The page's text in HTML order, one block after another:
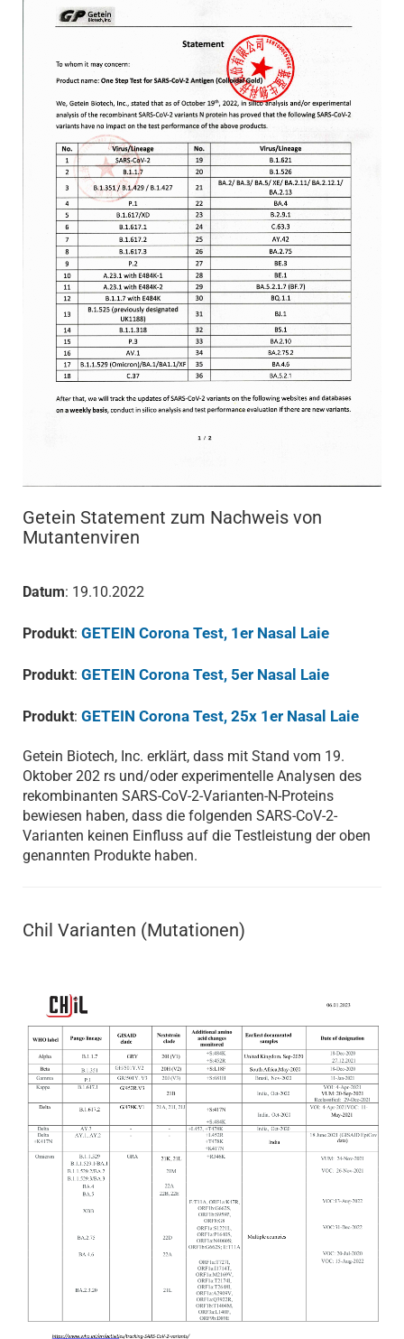
Getein Statement zum Nachweis von
Mutantenviren
Datum: 19.10.2022
Produkt: GETEIN Corona Test, 1er Nasal Laie
Produkt: GETEIN Corona Test, 5er Nasal Laie
Produkt: GETEIN Corona Test, 25x 1er Nasal Laie
Getein Biotech, Inc. erklärt, dass mit Stand vom 19.
Oktober 202 rs und/oder experimentelle Analysen des
rekombinanten SARS-CoV-2-Varianten-N-Proteins
bewiesen haben, dass die folgenden SARS-CoV-2-
Varianten keinen Einfluss auf die Testleistung der oben
genannten Produkte haben.
Chil Varianten (Mutationen)